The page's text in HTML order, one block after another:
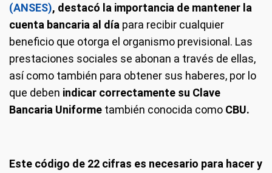
(ANSES), destacó la importancia de mantener la
cuenta bancaria al día para recibir cualquier
beneficio que otorga el organismo previsional. Las
prestaciones sociales se abonan a través de ellas,
así como también para obtener sus haberes, por lo
que deben indicar correctamente su Clave
Bancaria Uniforme también conocida como CBU.
Este código de 22 cifras es necesario para hacer y